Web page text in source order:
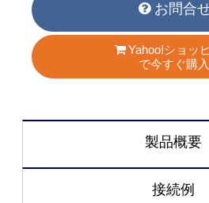
お問合
Yahoo!ショッ
で今すぐ購入
製品概要
接続例